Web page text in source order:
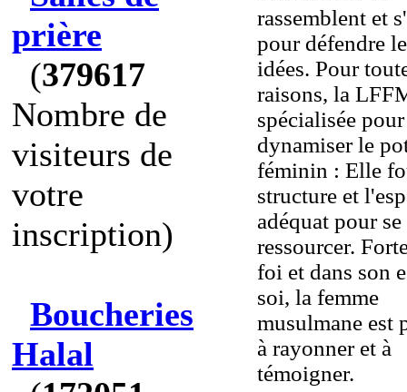
prière
(379617
Nombre de
visiteurs de
votre
inscription)
Boucheries
Halal
rassemblent et
pour défendre
idées. Pour
raisons, la
spécialisée pour
dynamiser le
féminin : Elle
structure et
adéquat pour se
ressourcer.
foi et dans son
soi, la femme
musulmane est
à rayonner et à
témoigner.